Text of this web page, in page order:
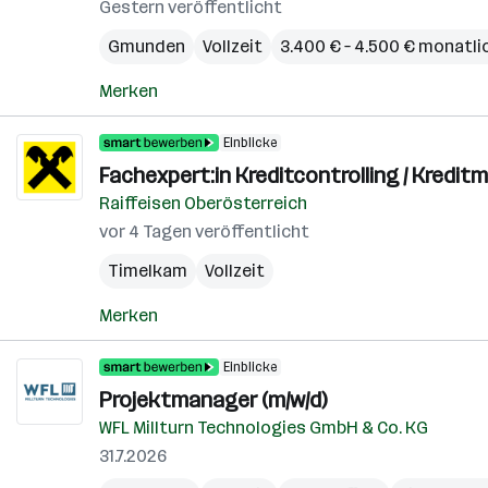
Gestern veröffentlicht
Gmunden
Vollzeit 3.400 € – 4.500 €
Merken
Einblicke
Fachexpert:in Kreditcontrolling /
Raiffeisen Oberösterreich
vor 4 Tagen veröffentlicht
Timelkam
Vollzeit
Merken
Einblicke
Projektmanager (m/w/d)
WFL Millturn Technologies GmbH & Co. KG
31.7.2026